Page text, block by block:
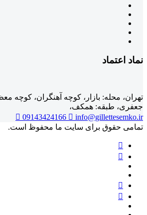
نماد اعتماد
جعفری، طبقه: همکف،
09143424166
info@gillettesemko.ir
تمامی حقوق برای سایت ما محفوظ است.